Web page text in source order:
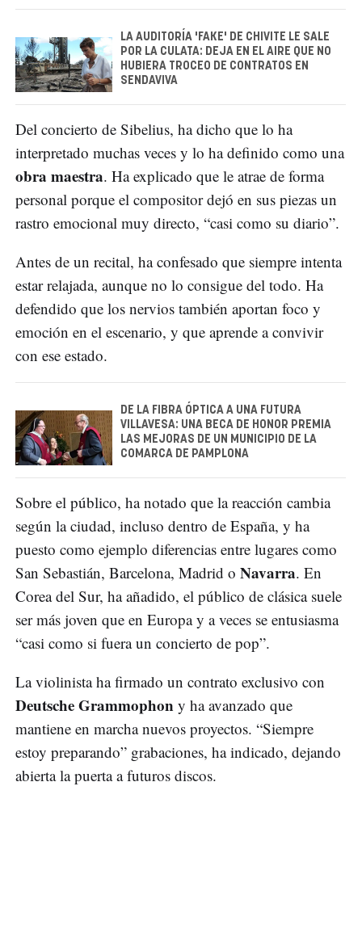
LA AUDITORÍA 'FAKE' DE CHIVITE LE SALE
POR LA CULATA: DEJA EN EL AIRE QUE NO
HUBIERA TROCEO DE CONTRATOS EN
SENDAVIVA
Del concierto de Sibelius, ha dicho que lo ha
interpretado muchas veces y lo ha definido como una
obra maestra. Ha explicado que le atrae de forma
personal porque el compositor dejó en sus piezas un
rastro emocional muy directo, “casi como su diario”.
Antes de un recital, ha confesado que siempre intenta
estar relajada, aunque no lo consigue del todo. Ha
defendido que los nervios también aportan foco y
emoción en el escenario, y que aprende a convivir
con ese estado.
DE LA FIBRA ÓPTICA A UNA FUTURA
VILLAVESA: UNA BECA DE HONOR PREMIA
LAS MEJORAS DE UN MUNICIPIO DE LA
COMARCA DE PAMPLONA
Sobre el público, ha notado que la reacción cambia
según la ciudad, incluso dentro de España, y ha
puesto como ejemplo diferencias entre lugares como
San Sebastián, Barcelona, Madrid o Navarra. En
Corea del Sur, ha añadido, el público de clásica suele
ser más joven que en Europa y a veces se entusiasma
“casi como si fuera un concierto de pop”.
La violinista ha firmado un contrato exclusivo con
Deutsche Grammophon y ha avanzado que
mantiene en marcha nuevos proyectos. “Siempre
estoy preparando” grabaciones, ha indicado, dejando
abierta la puerta a futuros discos.